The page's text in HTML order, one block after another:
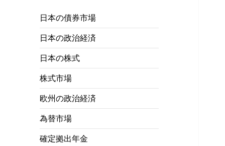
日本の債券市場
日本の政治経済
日本の株式
株式市場
欧州の政治経済
為替市場
確定拠出年金